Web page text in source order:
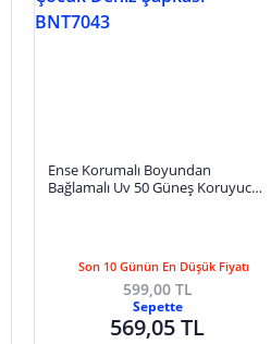
Ense Korumalı Boyundan
Bağlamalı Uv 50 Güneş Koruyucu
Son 10 Günün En Düşük Fiyatı
599,00 TL
Sepette
569,05 TL